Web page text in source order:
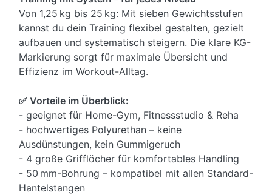
Von 1,25 kg bis 25 kg: Mit sieben Gewichtsstufen
kannst du dein Training flexibel gestalten, gezielt
aufbauen und systematisch steigern. Die klare KG-
Markierung sorgt für maximale Übersicht und
Effizienz im Workout-Alltag.
✅ Vorteile im Überblick:
- geeignet für Home-Gym, Fitnessstudio & Reha
- hochwertiges Polyurethan – keine
Ausdünstungen, kein Gummigeruch
- 4 große Grifflöcher für komfortables Handling
- 50 mm-Bohrung – kompatibel mit allen Standard-
Hantelstangen